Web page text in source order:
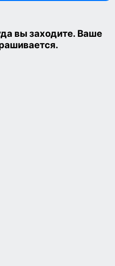
вы заходите. Ваше